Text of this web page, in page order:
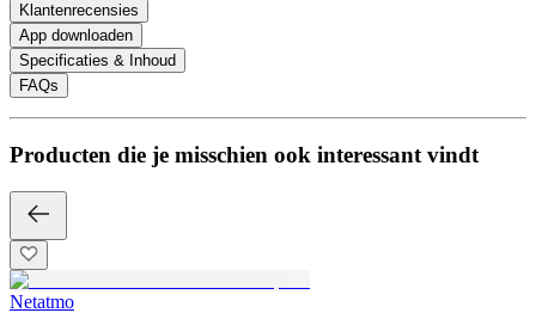
Klantenrecensies
App downloaden
Specificaties & Inhoud
FAQs
Producten die je misschien ook interessant vindt
Netatmo